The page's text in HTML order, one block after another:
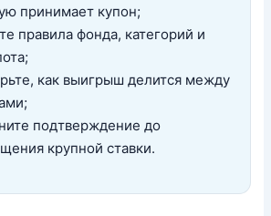
принимает купон;
правила фонда, категорий и
как выигрыш делится между
подтверждение до
крупной ставки.